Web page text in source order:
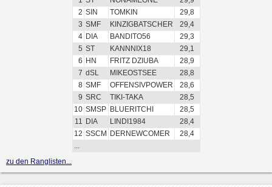
2 SIN TOMKIN
29,8
3 SMF KINZIGBATSCHER
29,4
4 DIA BANDITO56
29,3
5 ST KANNNIX18
29,1
6 HN FRITZ DZIUBA
28,9
7 dSL MIKEOSTSEE
28,8
8 SMF OFFENSIVPOWER
28,6
9 SRC TIKI-TAKA
28,5
10 SMSP BLUERITCHI
28,5
11 DIA LINDI1984
28,4
12 SSCM DERNEWCOMER
28,4
...
zu den Ranglisten...